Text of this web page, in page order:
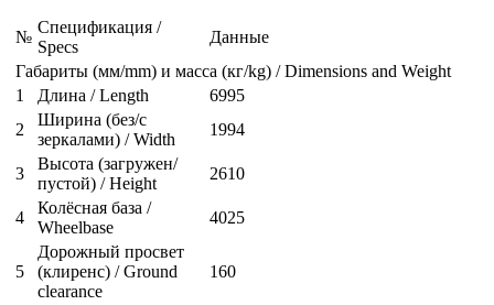
№
Спецификация /
Specs
Данные
Габариты (мм/mm) и масса (кг/kg) / Dimensions and Weight
1
Длина / Length
6995
2
Ширина (без/с
зеркалами) / Width
1994
3
Высота (загружен/
пустой) / Height
2610
4
Колёсная база /
Wheelbase
4025
5
Дорожный просвет
(клиренс) / Ground
clearance
160